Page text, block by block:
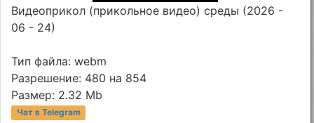
Видеоприкол (прикольное видео) среды (2026 -
06 - 24)
Тип файла: webm
Разрешение: 480 на 854
Размер: 2.32 Mb
Чат в Telegram